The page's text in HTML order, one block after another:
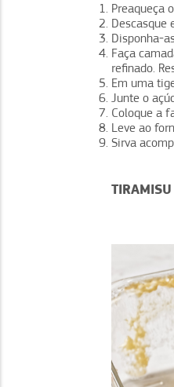
Preaqueça
Descasque
Disponha-
Faça
refinado.
Em uma
Junte o
Coloque a
Leve ao
Sirva